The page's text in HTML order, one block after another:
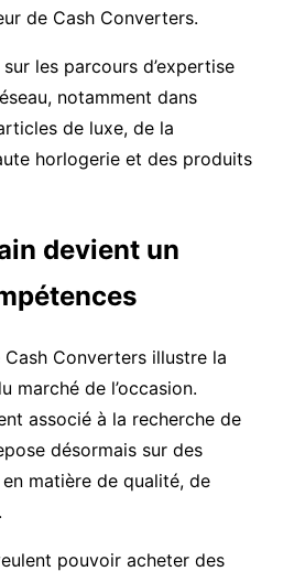
de Cash Converters.
les parcours d’expertise
notamment dans
de luxe, de la
horlogerie et des produits
devient un
Converters illustre la
marché de l’occasion.
associé à la recherche de
désormais sur des
matière de qualité, de
pouvoir acheter des